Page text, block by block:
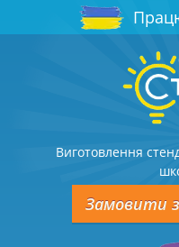
Виготовлення
Замовити